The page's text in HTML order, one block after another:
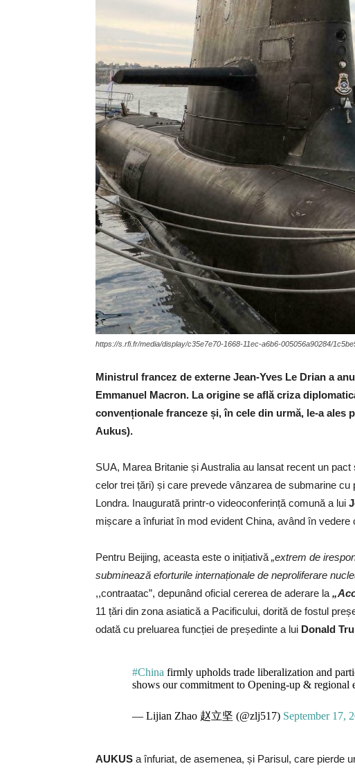
https://s.rfi.fr/media/display/c35e7e70-1668-11ec-a6b6-005056a90284/
Ministrul francez de externe Jean-Yves Le Drian a
Emmanuel Macron. La origine se află criza
convenționale franceze și, în cele din urmă, le-a
Aukus).
SUA, Marea Britanie și Australia au lansat recent un
celor trei țări) și care prevede vânzarea de submarine
Londra. Inaugurată printr-o videoconferință comună a lui
mișcare a înfuriat în mod evident China, având în
Pentru Beijing, aceasta este o inițiativă „extrem de
subminează eforturile internaționale de neproliferare
,,contraatac”, depunând oficial cererea de aderare la
11 țări din zona asiatică a Pacificului, dorită de fostul
odată cu preluarea funcției de președinte a lui Donald
#China firmly upholds trade liberalization and
shows our commitment to Opening-up & regional
— Lijian Zhao 赵立坚 (@zlj517) September 17,
AUKUS a înfuriat, de asemenea, și Parisul, care pierde